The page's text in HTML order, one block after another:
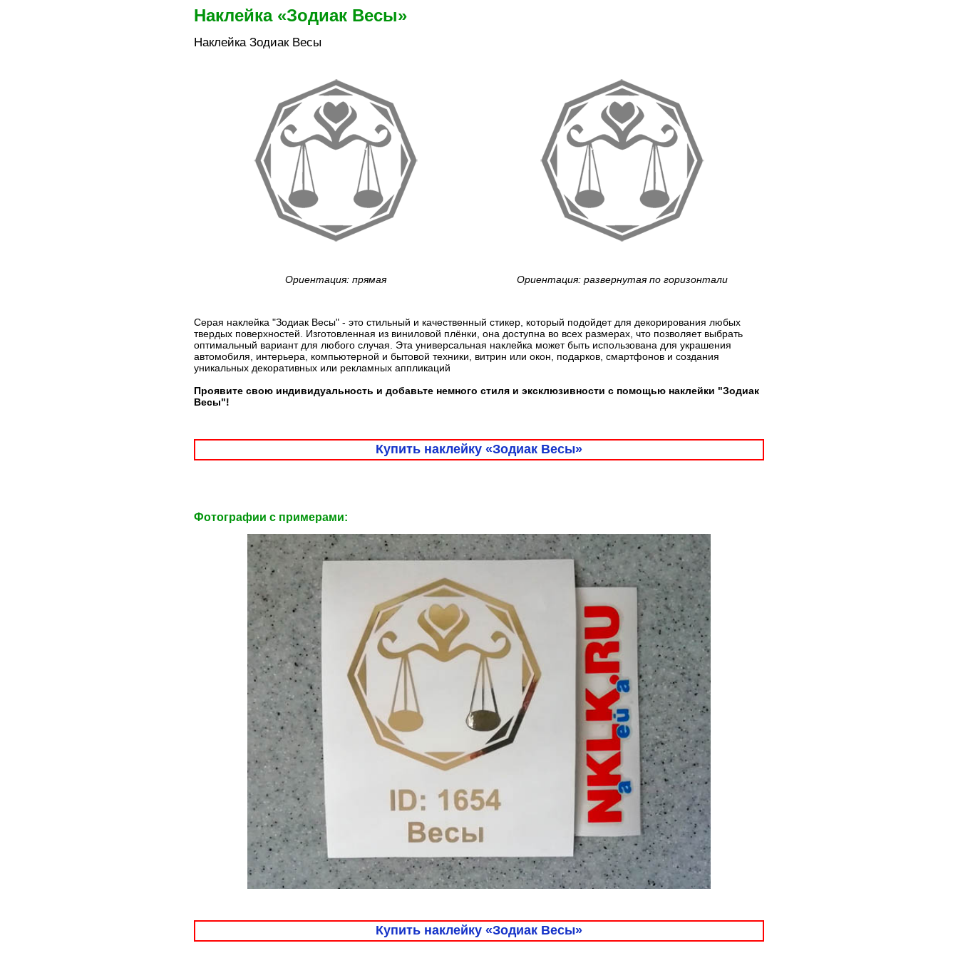
Наклейка «Зодиак Весы»
Наклейка Зодиак Весы
Ориентация: прямая Ориентация: развернутая по горизонтали
Серая наклейка "Зодиак Весы" - это стильный и качественный стикер, который подойдет для декорирования любых
твердых поверхностей. Изготовленная из виниловой плёнки, она доступна во всех размерах, что позволяет выбрать
оптимальный вариант для любого случая. Эта универсальная наклейка может быть использована для украшения
автомобиля, интерьера, компьютерной и бытовой техники, витрин или окон, подарков, смартфонов и создания
уникальных декоративных или рекламных аппликаций
Проявите свою индивидуальность и добавьте немного стиля и эксклюзивности с помощью наклейки "Зодиак
Весы"!
Купить наклейку «Зодиак Весы»
Фотографии c примерами:
Купить наклейку «Зодиак Весы»